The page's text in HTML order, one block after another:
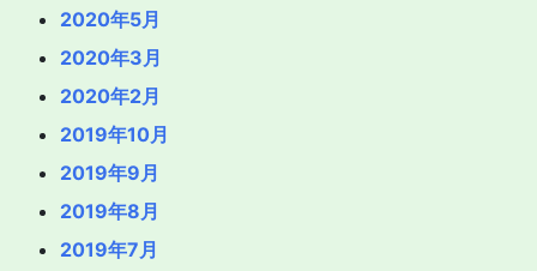
2020年5月
2020年3月
2020年2月
2019年10月
2019年9月
2019年8月
2019年7月